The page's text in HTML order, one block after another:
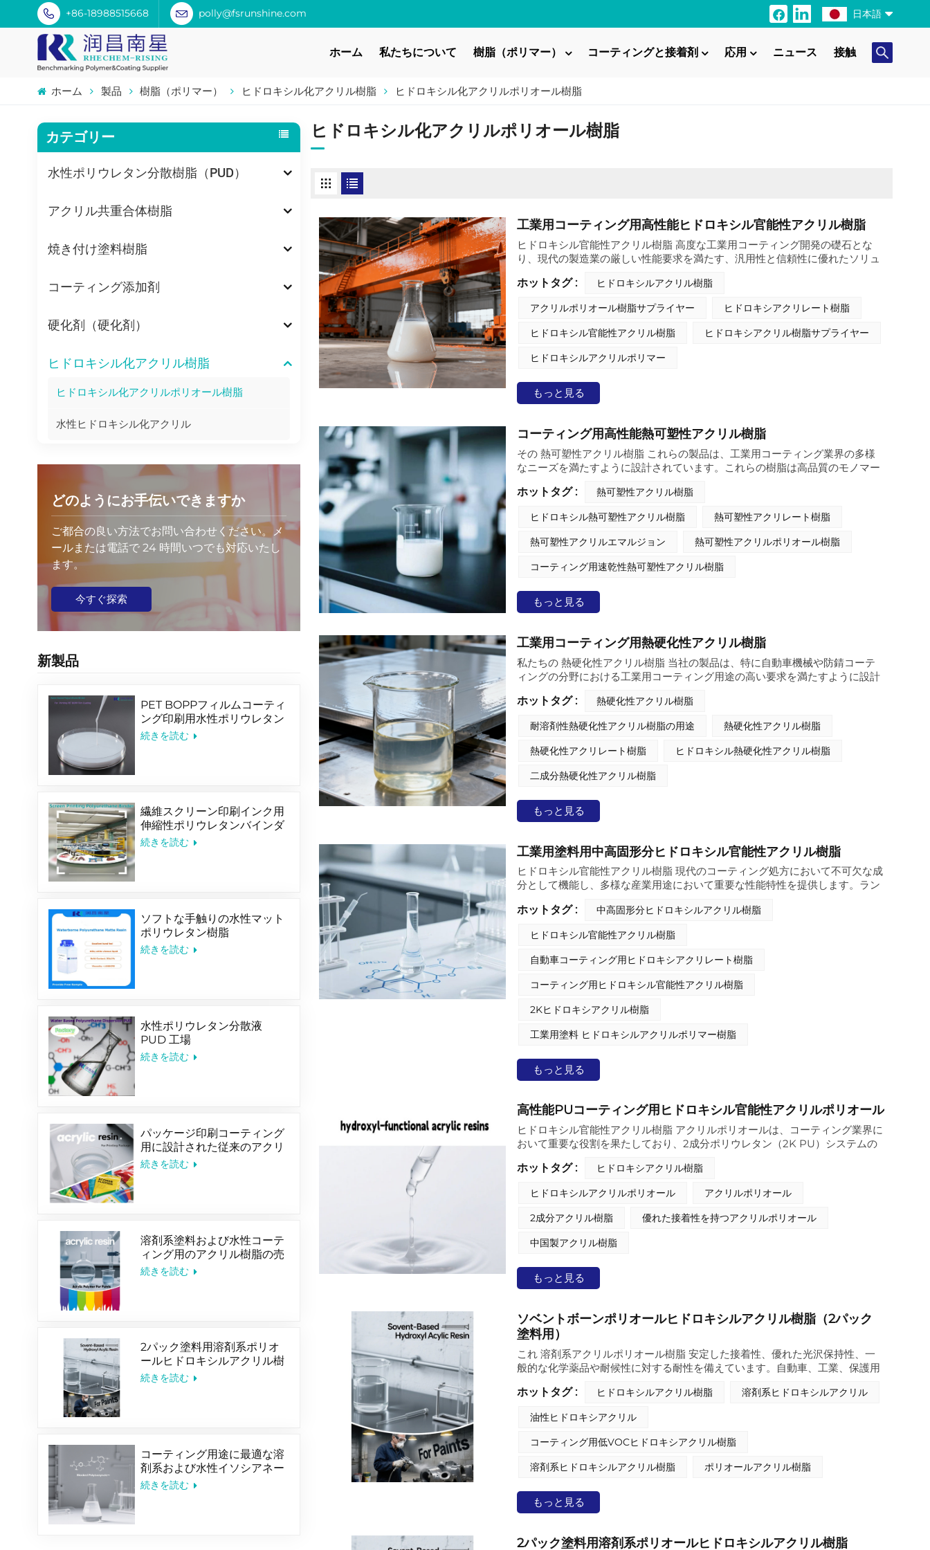
+86-18988515668 polly@fsrunshine.com 日本語
Português
日本語
Indonesia
ホーム 私たちについて 樹脂（ポリマー） コーティングと接着剤 応用 ニュース 接触
ホーム 製品 樹脂（ポリマー） ヒドロキシル化アクリル樹脂 ヒドロキシル化アクリルポリオール樹脂
カテゴリー
水性ポリウレタン分散樹脂（PUD）
アクリル共重合体樹脂
焼き付け塗料樹脂
コーティング添加剤
硬化剤（硬化剤）
ヒドロキシル化アクリル樹脂
ヒドロキシル化アクリルポリオール樹脂
水性ヒドロキシル化アクリル
どのようにお手伝いできますか
ご都合の良い方法でお問い合わせください。メ
ールまたは電話で 24 時間いつでも対応いたし
ます。
今すぐ探索
新製品
PET BOPPフィルムコーティ
ング印刷用水性ポリウレタン
バインダー
続きを読む
繊維スクリーン印刷インク用
伸縮性ポリウレタンバインダ
ー
続きを読む
ソフトな手触りの水性マット
ポリウレタン樹脂
続きを読む
水性ポリウレタン分散液
PUD 工場
続きを読む
パッケージ印刷コーティング
用に設計された従来のアクリ
ル共重合体エマルジョン
続きを読む
溶剤系塗料および水性コーテ
ィング用のアクリル樹脂の売
れ筋
続きを読む
2パック塗料用溶剤系ポリオ
ールヒドロキシルアクリル樹
脂
続きを読む
コーティング用途に最適な溶
剤系および水性イソシアネー
ト硬化剤
続きを読む
ヒドロキシル化アクリルポリオール樹脂
工業用コーティング用高性能ヒドロキシル官能性アクリル樹脂
ヒドロキシル官能性アクリル樹脂 高度な工業用コーティング開発の礎石とな
り、現代の製造業の厳しい性能要求を満たす、汎用性と信頼性に優れたソリュ
ムレスに統合できるよう綿密に配合されており、独自の化学構造により、幅広
い架橋剤、添加剤、溶剤との優れた相溶性を実現しています。ヒドロキシル官
能性アクリル樹脂は、主要なコーティング特性を向上させる能力に優れてお
り、過酷な動作環境にも耐えうる耐久性と高品質の仕上がりを求める業界にと
って最適な選択肢となっています。
ホットタグ :
ヒドロキシルアクリル樹脂
アクリルポリオール樹脂サプライヤー
ヒドロキシアクリレート樹脂
ヒドロキシル官能性アクリル樹脂
ヒドロキシアクリル樹脂サプライヤー
ヒドロキシルアクリルポリマー
もっと見る
コーティング用高性能熱可塑性アクリル樹脂
その 熱可塑性アクリル樹脂 これらの製品は、工業用コーティング業界の多様
なニーズを満たすように設計されています。これらの樹脂は高品質のモノマー
用、自動車機械用、防錆コーティング、木材コーティングに適しています。
ホットタグ :
熱可塑性アクリル樹脂
ヒドロキシル熱可塑性アクリル樹脂
熱可塑性アクリレート樹脂
熱可塑性アクリルエマルジョン
熱可塑性アクリルポリオール樹脂
コーティング用速乾性熱可塑性アクリル樹脂
もっと見る
工業用コーティング用熱硬化性アクリル樹脂
私たちの 熱硬化性アクリル樹脂 当社の製品は、特に自動車機械や防錆コーテ
ィングの分野における工業用コーティング用途の高い要求を満たすように設計
を果たしています。
ホットタグ :
熱硬化性アクリル樹脂
耐溶剤性熱硬化性アクリル樹脂の用途
熱硬化性アクリル樹脂
熱硬化性アクリレート樹脂
ヒドロキシル熱硬化性アクリル樹脂
二成分熱硬化性アクリル樹脂
もっと見る
工業用塗料用中高固形分ヒドロキシル官能性アクリル樹脂
ヒドロキシル官能性アクリル樹脂 現代のコーティング処方において不可欠な成
分として機能し、多様な産業用途において重要な性能特性を提供します。ラン
広く製造しており、溶剤型、水性、ハイソリッド型など、幅広い種類を取り揃
度、耐候性、流動性を発揮するように設計されており、耐久性と高光沢仕上げ
が求められる自動車、工業、プラスチック、木材コーティングに最適です。
ホットタグ :
中高固形分ヒドロキシルアクリル樹脂
ヒドロキシル官能性アクリル樹脂
自動車コーティング用ヒドロキシアクリレート樹脂
コーティング用ヒドロキシル官能性アクリル樹脂
2Kヒドロキシアクリル樹脂
工業用塗料 ヒドロキシルアクリルポリマー樹脂
もっと見る
高性能PUコーティング用ヒドロキシル官能性アクリルポリオール
ヒドロキシル官能性アクリル樹脂 アクリルポリオールは、コーティング業界に
おいて重要な役割を果たしており、2成分ポリウレタン（2K PU）システムの
応して耐久性の高い高性能コーティングを形成するヒドロキシル基（-OH基）
（従来の溶剤型、ハイソリッド型、水性分散液を含む）によって分類された、
包括的なアクリルポリオールポートフォリオを製造しています。製品は、反応
性、相溶性、柔軟性、耐性特性のバランスが取れた設計となっており、幅広い
コーティング用途に適しています。
ホットタグ :
ヒドロキシアクリル樹脂
ヒドロキシルアクリルポリオール
アクリルポリオール
2成分アクリル樹脂
優れた接着性を持つアクリルポリオール
中国製アクリル樹脂
もっと見る
ソベントボーンポリオールヒドロキシルアクリル樹脂（2パック
塗料用）
これ 溶剤系アクリルポリオール樹脂 安定した接着性、優れた光沢保持性、一
般的な化学薬品や耐候性に対する耐性を備えています。自動車、工業、保護用
ホットタグ : ヒドロキシルアクリル樹脂
溶剤系ヒドロキシルアクリル
油性ヒドロキシアクリル
コーティング用低VOCヒドロキシアクリル樹脂
溶剤系ヒドロキシルアクリル樹脂
ポリオールアクリル樹脂
もっと見る
2パック塗料用溶剤系ポリオールヒドロキシルアクリル樹脂